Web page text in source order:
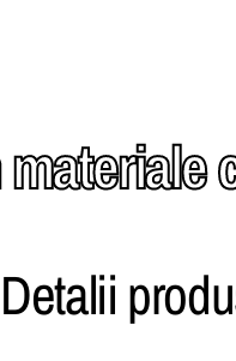
Detalii